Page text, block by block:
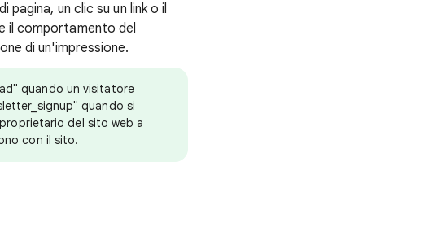
un clic su un link o il
il comportamento del
di un'impressione.
quando un visitatore
quando si
del sito web a
con il sito.